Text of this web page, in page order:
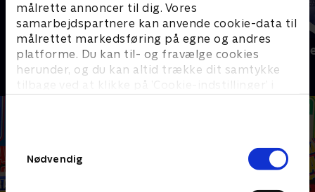
målrette annoncer til dig. Vores
samarbejdspartnere kan anvende cookie-data til
målrettet markedsføring på egne og andres
platforme. Du kan til- og fravælge cookies
herunder, og du kan altid trække dit samtykke
tilbage ved at klikke på ’Cookie-indstillinger’ i
Nødvendig
Sport Fokus
Sport Sport